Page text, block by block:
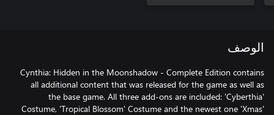
الوصف
Cynthia: Hidden in the Moonshadow - Complete Edition contains
all additional content that was released for the game as well as
the base game. All three add-ons are included: 'Cyberthia'
Costume, 'Tropical Blossom' Costume and the newest one 'Xmas'